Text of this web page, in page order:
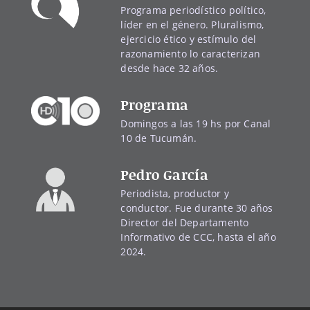
Programa periodístico político,
líder en el género. Pluralismo,
ejercicio ético y estímulo del
razonamiento lo caracterizan
desde hace 32 años.
Programa
Domingos a las 19 hs por Canal
10 de Tucumán.
Pedro García
Periodista, productor y
conductor. Fue durante 30 años
Director del Departamento
Informativo de CCC, hasta el año
2024.